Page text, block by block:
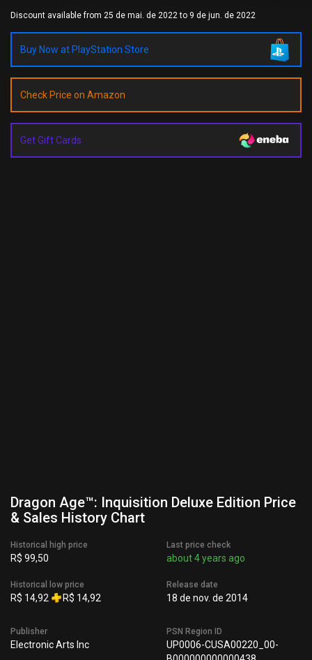
Discount available from 25 de mai. de 2022 to 9 de jun. de 2022
Buy Now at PlayStation Store
Check Price on Amazon
Get Gift Cards
Dragon Age™: Inquisition Deluxe Edition Price
& Sales History Chart
Historical high price
R$ 99,50
Historical low price
R$ 14,92 R$ 14,92
Last price check
about 4 years ago
Release date
18 de nov. de 2014
Publisher
Electronic Arts Inc
PSN Region ID
UP0006-CUSA00220_00-